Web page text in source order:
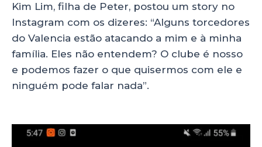
Kim Lim, filha de Peter, postou um story no
Instagram com os dizeres: “Alguns torcedores
do Valencia estão atacando a mim e à minha
família. Eles não entendem? O clube é nosso
e podemos fazer o que quisermos com ele e
ninguém pode falar nada”.